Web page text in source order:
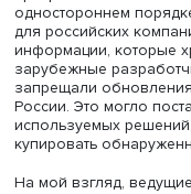
Нужно отметить,
комплекса на
перестройкой
своих
«Бизнес-
студентов на
небыстрый